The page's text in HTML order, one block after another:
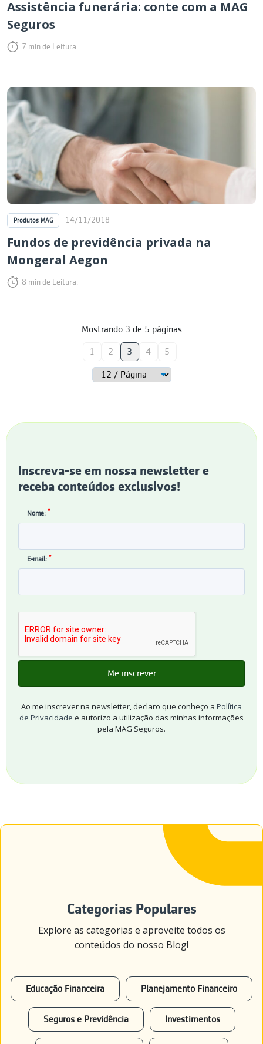
Assistência funerária: conte com a MAG
Seguros
7 min de Leitura.
Produtos MAG 14/11/2018
Fundos de previdência privada na
Mongeral Aegon
8 min de Leitura.
Mostrando 3 de 5 páginas
1 2 3 4 5
Inscreva-se em nossa newsletter e
receba conteúdos exclusivos!
Nome: *
E-mail: *
Ao me inscrever na newsletter, declaro que conheço a Política
de Privacidade e autorizo a utilização das minhas informações
pela MAG Seguros.
Categorias Populares
Explore as categorias e aproveite todos os
conteúdos do nosso Blog!
Educação Financeira Planejamento Financeiro
Seguros e Previdência Investimentos